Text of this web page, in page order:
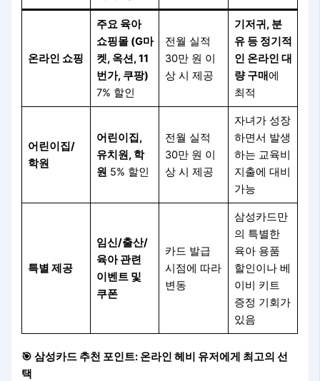
온라인 쇼핑
주요 육아
쇼핑몰 (G마
켓, 옥션, 11
번가, 쿠팡)
7% 할인
전월 실적
30만 원 이
상 시 제공
기저귀, 분
유 등 정기적
인 온라인 대
량 구매에
최적
어린이집/
학원
어린이집,
유치원, 학
원 5% 할인
전월 실적
30만 원 이
상 시 제공
자녀가 성장
하면서 발생
하는 교육비
지출에 대비
가능
특별 제공
임신/출산/
육아 관련
이벤트 및
쿠폰
카드 발급
시점에 따라
변동
삼성카드만
의 특별한
육아 용품
할인이나 베
이비 키트
증정 기회가
있음
🎯삼성카드 추천 포인트: 온라인 헤비 유저에게 최고의 선
택